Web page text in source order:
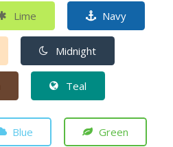
Lime Navy
Midnight
Teal
Blue Green